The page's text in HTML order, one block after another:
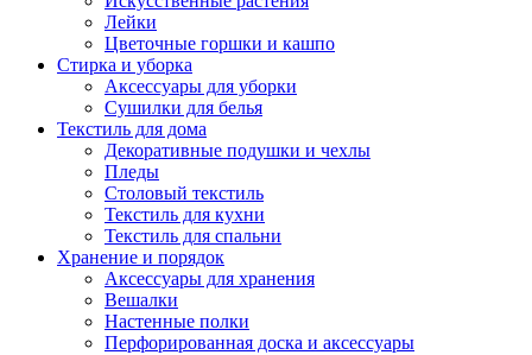
Лейки
Цветочные горшки и кашпо
Стирка и уборка
Аксессуары для уборки
Сушилки для белья
Текстиль для дома
Декоративные подушки и чехлы
Пледы
Столовый текстиль
Текстиль для кухни
Текстиль для спальни
Хранение и порядок
Аксессуары для хранения
Вешалки
Настенные полки
Перфорированная доска и аксессуары